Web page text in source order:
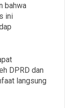
bahwa
ini
DPRD dan
langsung